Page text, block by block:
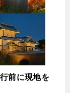
前に現地を